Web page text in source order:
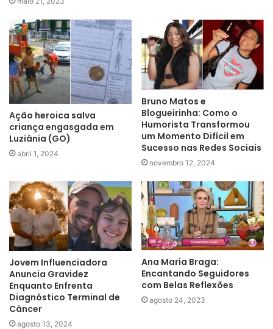
Ação heroica salva
criança engasgada em
Luziânia (GO)
abril 1, 2024
Bruno Matos e
Blogueirinha: Como o
Humorista Transformou
um Momento Difícil em
Sucesso nas Redes Sociais
novembro 12, 2024
Jovem Influenciadora
Anuncia Gravidez
Enquanto Enfrenta
Diagnóstico Terminal de
Câncer
agosto 13, 2024
Ana Maria Braga:
Encantando Seguidores
com Belas Reflexões
agosto 24, 2023